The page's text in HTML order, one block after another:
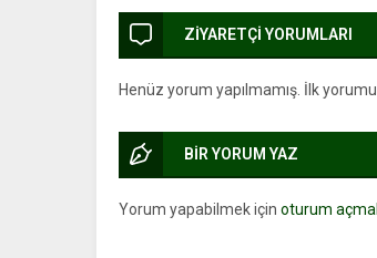
ZİYARETÇİ YORUMLARI
Henüz yorum yapılmamış. İlk
BİR YORUM YAZ
Yorum yapabilmek için oturum